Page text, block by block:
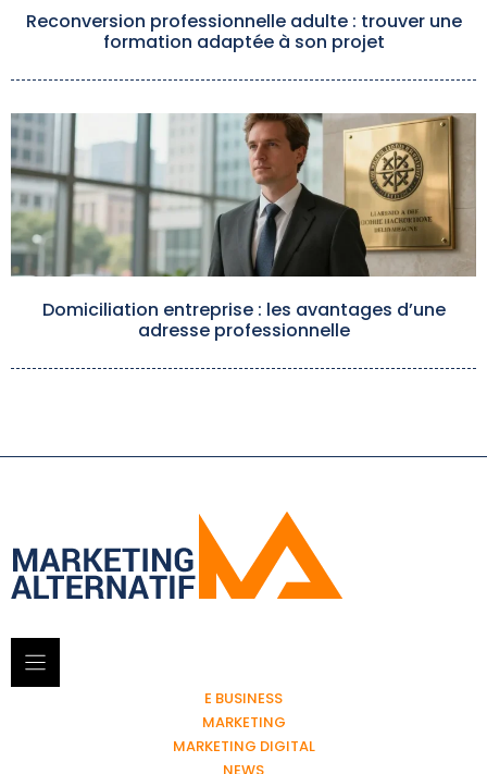
Reconversion professionnelle adulte : trouver une
formation adaptée à son projet
Domiciliation entreprise : les avantages d’une
adresse professionnelle
E BUSINESS
MARKETING
MARKETING DIGITAL